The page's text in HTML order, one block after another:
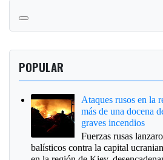
POPULAR
Ataques rusos en la
más de una docena
graves incendios
Fuerzas rusas
balísticos contra la capital